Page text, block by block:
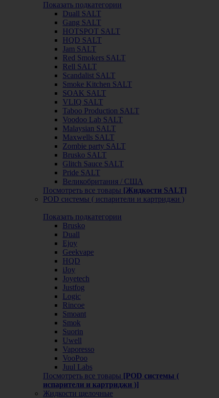
Показать подкатегории
Duall SALT
Gang SALT
HOTSPOT SALT
HQD SALT
Jam SALT
Red Smokers SALT
Rell SALT
Scandalist SALT
Smoke Kitchen SALT
SOAK SALT
VLIQ SALT
Taboo Production SALT
Voodoo Lab SALT
Malaysian SALT
Maxwells SALT
Zombie party SALT
Brusko SALT
Glitch Sauce SALT
Pride SALT
Великобритания / США
Посмотреть все товары [Жидкости SALT]
POD системы ( испарители и картриджи )
Показать подкатегории
Brusko
Duall
Ejoy
Geekvape
HQD
iJoy
Joyetech
Justfog
Logic
Rincoe
Smoant
Smok
Suorin
Uwell
Vaporesso
VooPoo
Juul Labs
Посмотреть все товары [POD системы (
испарители и картриджи )]
Жидкости щелочные